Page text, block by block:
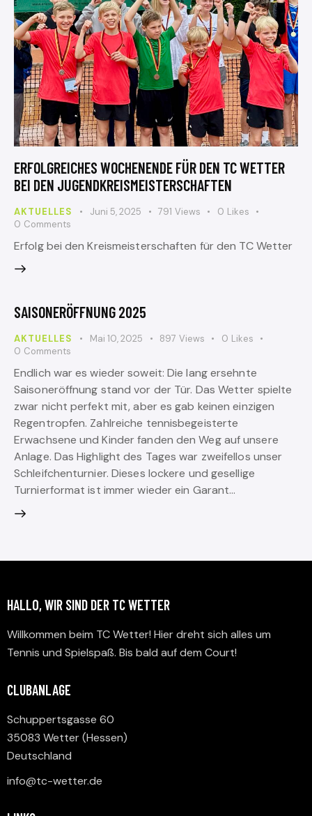
ERFOLGREICHES WOCHENENDE FÜR DEN TC WETTER
BEI DEN JUGENDKREISMEISTERSCHAFTEN
AKTUELLES Juni 5, 2025 791 Views 0 Likes
0 Comments
Erfolg bei den Kreismeisterschaften für den TC Wetter
SAISONERÖFFNUNG 2025
AKTUELLES Mai 10, 2025 897 Views 0 Likes
0 Comments
Endlich war es wieder soweit: Die lang ersehnte
Saisoneröffnung stand vor der Tür. Das Wetter spielte
zwar nicht perfekt mit, aber es gab keinen einzigen
Regentropfen. Zahlreiche tennisbegeisterte
Erwachsene und Kinder fanden den Weg auf unsere
Anlage. Das Highlight des Tages war zweifellos unser
Schleifchenturnier. Dieses lockere und gesellige
Turnierformat ist immer wieder ein Garant…
HALLO, WIR SIND DER TC WETTER
Willkommen beim TC Wetter! Hier dreht sich alles um
Tennis und Spielspaß. Bis bald auf dem Court!
CLUBANLAGE
Schuppertsgasse 60
35083 Wetter (Hessen)
Deutschland
info@tc-wetter.de